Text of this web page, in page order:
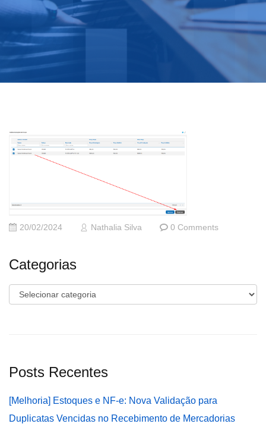
20/02/2024 Nathalia Silva 0 Comments
Categorias
Categorias
Posts Recentes
[Melhoria] Estoques e NF-e: Nova Validação para
Duplicatas Vencidas no Recebimento de Mercadorias